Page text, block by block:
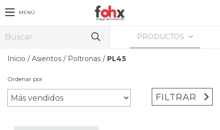
MENÚ
PRODUCTOS
Inicio / Asientos / Poltronas / PL45
Ordenar por
FILTRAR